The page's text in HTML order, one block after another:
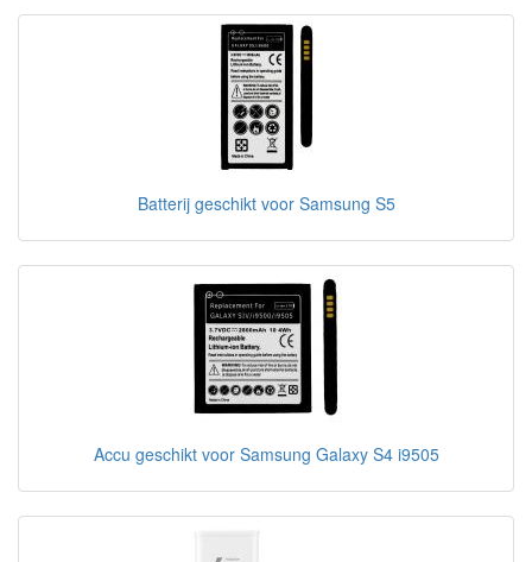
Batterij geschikt voor Samsung S5
Accu geschikt voor Samsung Galaxy S4 i9505